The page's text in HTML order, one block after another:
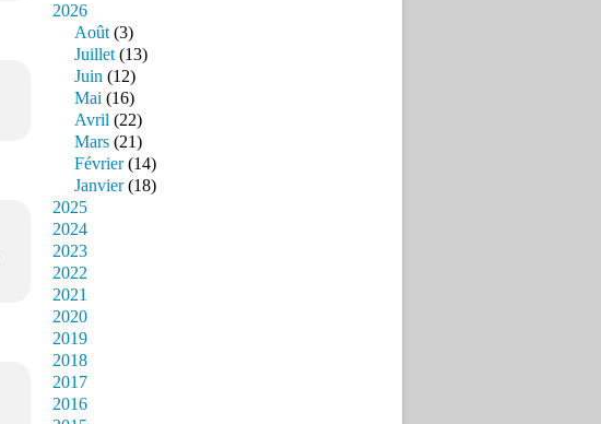
2026
Août(3)
Juillet(13)
Juin (12)
Mai (16)
Avril (22)
Mars (21)
Février(14)
Janvier(18)
2025
2024
2023
2022
2021
2020
2019
2018
2017
2016